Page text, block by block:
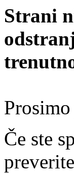
Strani
Če ste